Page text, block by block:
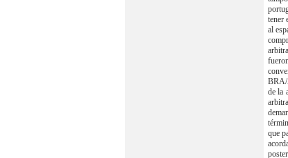
tener
al
BRA/
de la
que